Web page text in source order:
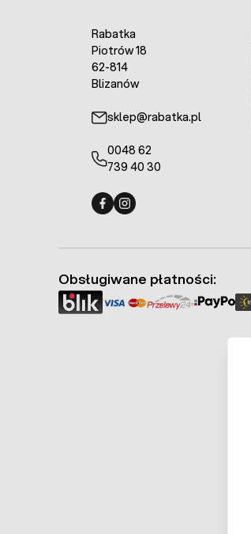
Rabatka
Piotrów 18
62-814
Blizanów
sklep@rabatka.pl
0048 62
739 40 30
Obsługiwane płatności: